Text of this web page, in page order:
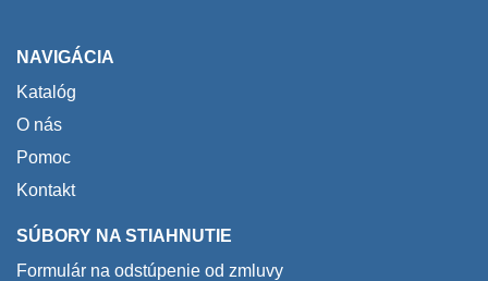
NAVIGÁCIA
Katalóg
O nás
Pomoc
Kontakt
SÚBORY NA STIAHNUTIE
Formulár na odstúpenie od zmluvy